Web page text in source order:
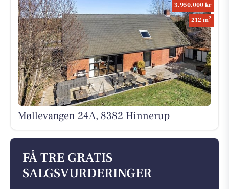
3.950.000 kr
212 m2
Møllevangen 24A, 8382 Hinnerup
FÅ TRE GRATIS
SALGSVURDERINGER